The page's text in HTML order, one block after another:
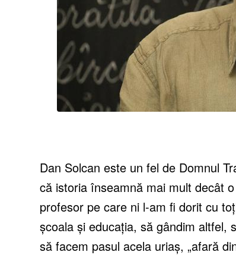
Dan Solcan este un fel de Domnul
că istoria înseamnă mai mult decât
profesor pe care ni l-am fi dorit cu
școala și educația, să gândim altfel,
să facem pasul acela uriaș, „afară